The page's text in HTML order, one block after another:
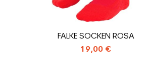
FALKE SOCKEN ROSA
19,00 €